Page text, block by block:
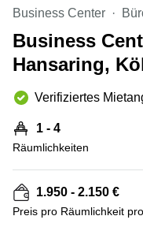
Düsseldorf
Büro
mieten
Köln
Büro
Essen
Büro
mieten
Hannover
Seminarraum
10
Berlin
Kienberger
Allee 4
Berlin
Schönefeld
8 Hannover
21 Regus
Düsseldorf
Arcus
Business Center
Business
Hansaring,
Verifiziertes
1 - 4
Räumlichkeiten
1.950 - 2.150 €
Preis pro Räumlichkeit